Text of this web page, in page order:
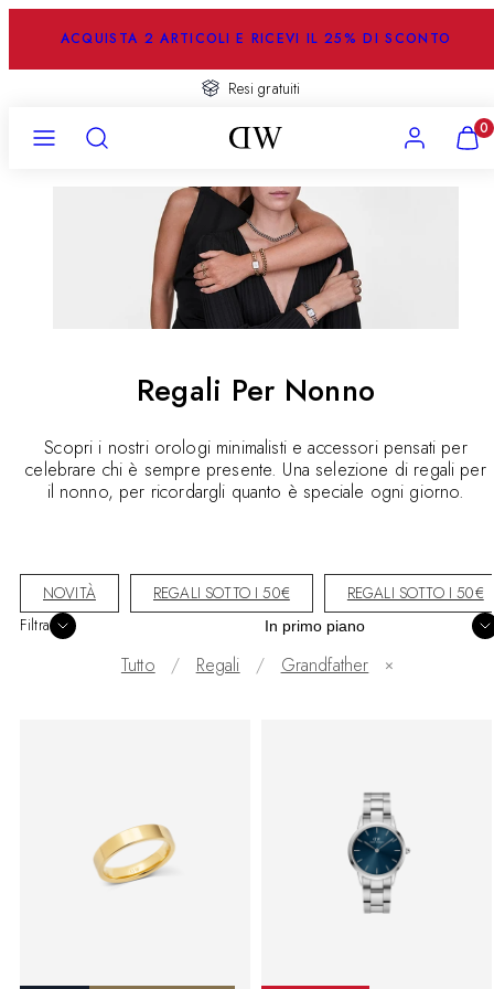
ACQUISTA 2 ARTICOLI E RICEVI IL 25% DI SCONTO
Resi gratuiti
Ricerca Account 0
Regali Per Nonno
Scopri i nostri orologi minimalisti e accessori pensati per
celebrare chi è sempre presente. Una selezione di regali per
il nonno, per ricordargli quanto è speciale ogni giorno.
NOVITÀ REGALI SOTTO I 50€
REGALI SOTTO I 50€
Filtra
Ordina
Tutto
Regali Grandfather ✕